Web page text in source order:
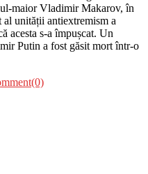
maior Vladimir Makarov, în
al unității antiextremism a
acesta s-a împușcat. Un
Putin a fost găsit mort într-o